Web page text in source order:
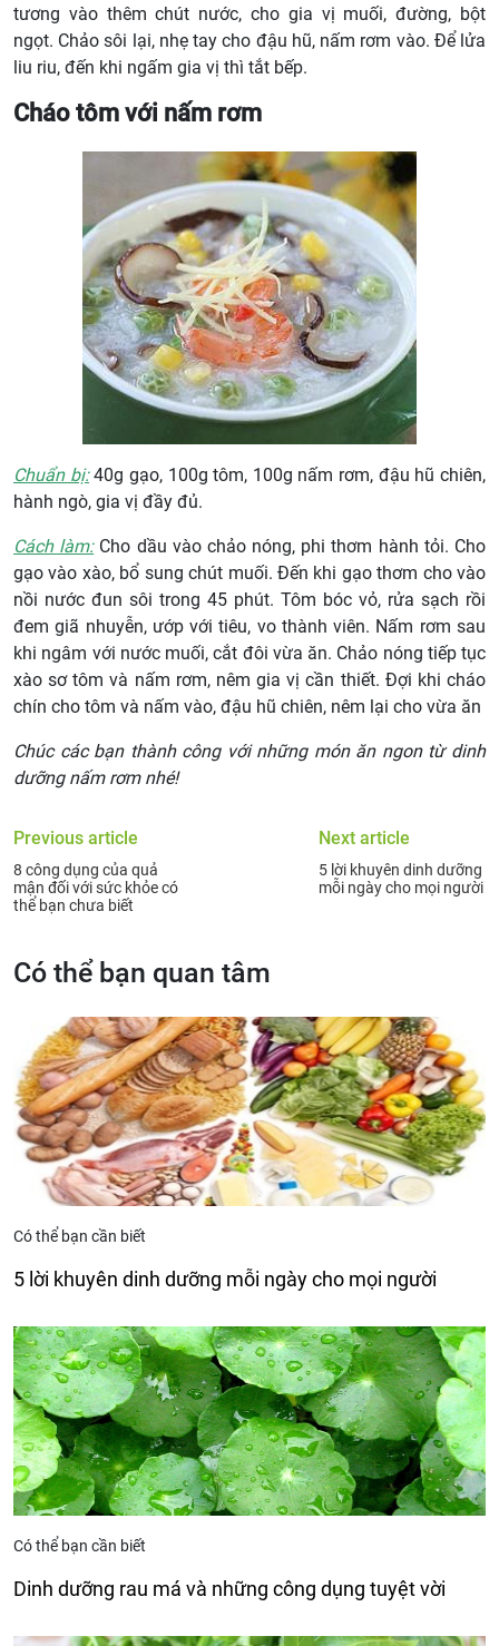
tương vào thêm chút nước, cho gia vị muối, đường, bột
ngọt. Chảo sôi lại, nhẹ tay cho đậu hũ, nấm rơm vào. Để lửa
liu riu, đến khi ngấm gia vị thì tắt bếp.
Cháo tôm với nấm rơm
Chuẩn bị:40g gạo, 100g tôm, 100g nấm rơm, đậu hũ chiên,
hành ngò, gia vị đầy đủ.
Cách làm:Cho dầu vào chảo nóng, phi thơm hành tỏi. Cho
gạo vào xào, bổ sung chút muối. Đến khi gạo thơm cho vào
nồi nước đun sôi trong 45 phút. Tôm bóc vỏ, rửa sạch rồi
đem giã nhuyễn, ướp với tiêu, vo thành viên. Nấm rơm sau
khi ngâm với nước muối, cắt đôi vừa ăn. Chảo nóng tiếp tục
xào sơ tôm và nấm rơm, nêm gia vị cần thiết. Đợi khi cháo
chín cho tôm và nấm vào, đậu hũ chiên, nêm lại cho vừa ăn
Chúc các bạn thành công với những món ăn ngon từ dinh
dưỡng nấm rơm nhé!
Previous article
8 công dụng của quả
mận đối với sức khỏe có
thể bạn chưa biết
Next article
5 lời khuyên dinh dưỡng
mỗi ngày cho mọi người
Có thể bạn quan tâm
Có thể bạn cần biết
5 lời khuyên dinh dưỡng mỗi ngày cho mọi người
Có thể bạn cần biết
Dinh dưỡng rau má và những công dụng tuyệt vời